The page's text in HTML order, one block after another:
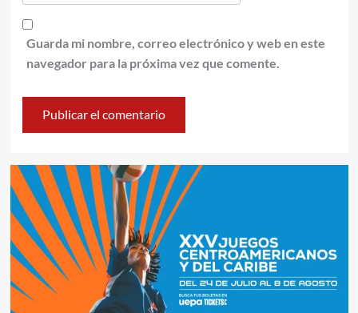
Guarda mi nombre, correo electrónico y web en este
navegador para la próxima vez que comente.